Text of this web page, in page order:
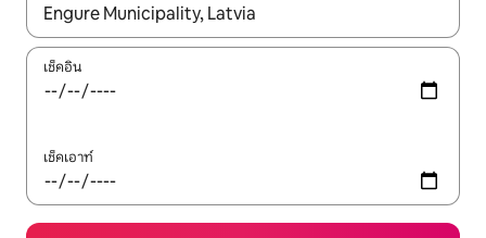
ใช้ลูกศรขึ้นลง หรือใช้การสัมผัสหรือปัด เพื่อสำรวจผลการค้นหา
เช็คอิน
เช็คเอาท์